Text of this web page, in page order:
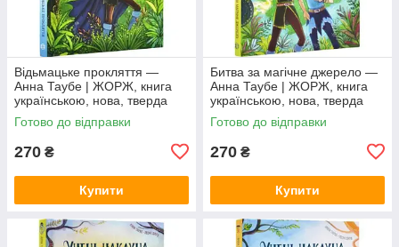
Відьмацьке прокляття —
Анна Таубе | ЖОРЖ, книга
українською, нова, тверда
Готово до відправки
270 ₴
Купити
Битва за магічне джерело —
Анна Таубе | ЖОРЖ, книга
українською, нова, тверда
Готово до відправки
270 ₴
Купити